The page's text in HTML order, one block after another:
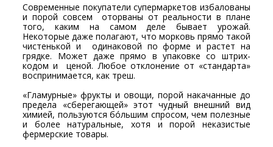
Современные покупатели супермаркетов избалованы
и порой совсем оторваны от реальности в плане
того, каким на самом деле бывает урожай.
Некоторые даже полагают, что морковь прямо такой
чистенькой и одинаковой по форме и растет на
грядке. Может даже прямо в упаковке со штрих-
кодом и ценой. Любое отклонение от «стандарта»
воспринимается, как треш.
«Гламурные» фрукты и овощи, порой накачанные до
предела «сберегающей» этот чудный внешний вид
химией, пользуются бóльшим спросом, чем полезные
и более натуральные, хотя и порой неказистые
фермерские товары.